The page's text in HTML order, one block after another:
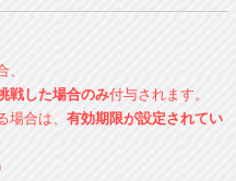
戦した場合のみ付与されます。
合は、 有効期限が設定されてい